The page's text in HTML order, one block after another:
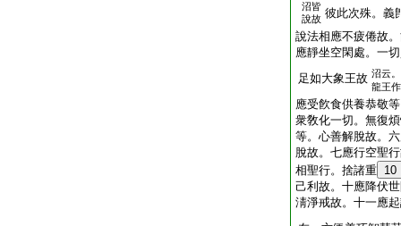
沼皆
說故 彼此次殊。義
說法相應不疲倦故
應靜坐空閑處。一
足如大象王故 沼云。
龍王
應受飮食供養恭敬
衆敎化一切。無復
等。心善解脫故。
脫故。七應行空聖
相聖行。捨諸重 10
己利故。十應降伏
淸淨戒故。十一應